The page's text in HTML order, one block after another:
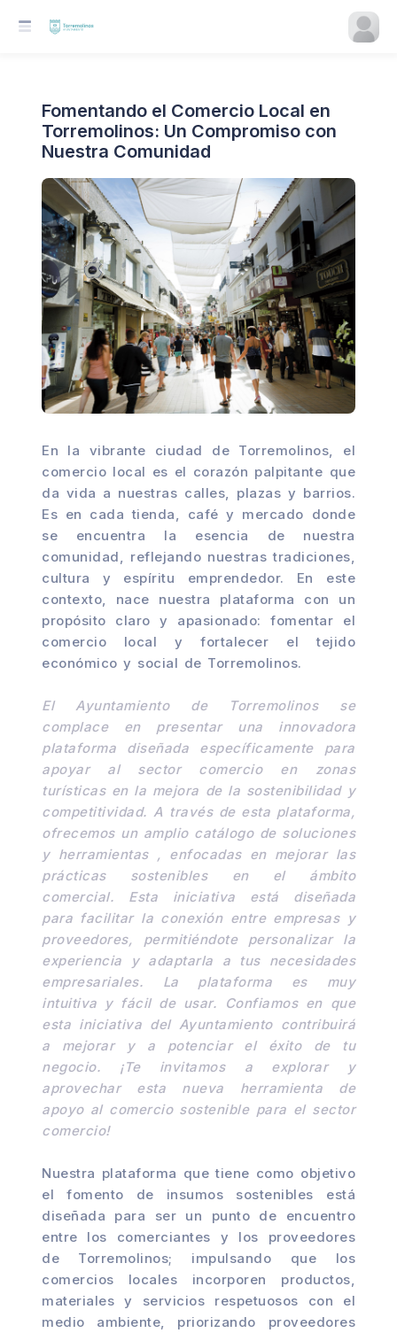
Fomentando el Comercio Local en
Torremolinos: Un Compromiso con
Nuestra Comunidad
En la vibrante ciudad de Torremolinos, el
comercio local es el corazón palpitante que
da vida a nuestras calles, plazas y barrios.
Es en cada tienda, café y mercado donde
se encuentra la esencia de nuestra
comunidad, reflejando nuestras tradiciones,
cultura y espíritu emprendedor. En este
contexto, nace nuestra plataforma con un
propósito claro y apasionado: fomentar el
comercio local y fortalecer el tejido
económico y social de Torremolinos.
El Ayuntamiento de Torremolinos se
complace en presentar una innovadora
plataforma diseñada específicamente para
apoyar al sector comercio en zonas
turísticas en la mejora de la sostenibilidad y
competitividad. A través de esta plataforma,
ofrecemos un amplio catálogo de soluciones
y herramientas , enfocadas en mejorar las
prácticas sostenibles en el ámbito
comercial. Esta iniciativa está diseñada
para facilitar la conexión entre empresas y
proveedores, permitiéndote personalizar la
experiencia y adaptarla a tus necesidades
empresariales. La plataforma es muy
intuitiva y fácil de usar. Confiamos en que
esta iniciativa del Ayuntamiento contribuirá
a mejorar y a potenciar el éxito de tu
negocio. ¡Te invitamos a explorar y
aprovechar esta nueva herramienta de
apoyo al comercio sostenible para el sector
comercio!
Nuestra plataforma que tiene como objetivo
el fomento de insumos sostenibles está
diseñada para ser un punto de encuentro
entre los comerciantes y los proveedores
de Torremolinos; impulsando que los
comercios locales incorporen productos,
materiales y servicios respetuosos con el
medio ambiente, priorizando proveedores